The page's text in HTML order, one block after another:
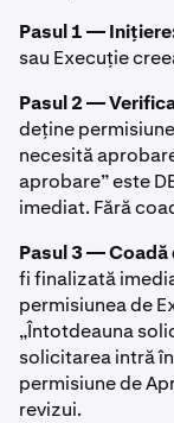
Pasul 1 —
sau Execuție
Pasul 2 —
deține
necesită
aprobare” este
imediat. Fără
Pasul 3 — Coadă
fi finalizată
permisiunea de
„Întotdeauna
solicitarea intră
permisiune de
revizui.